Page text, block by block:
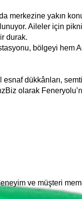
merkezine yakın
Aileler için
durak.
bölgeyi hem
dükkânları,
olarak
ve müşteri